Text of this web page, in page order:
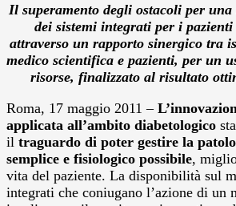
Il superamento degli ostacoli per
dei sistemi integrati per i pazienti
attraverso un rapporto sinergico tra
medico scientifica e pazienti, per un
risorse, finalizzato al risultato
Roma, 17 maggio 2011 –
applicata all’ambito diabetologico
il traguardo di poter gestire la
semplice e fisiologico possibile,
vita del paziente. La disponibilità sul
integrati che coniugano l’azione di un